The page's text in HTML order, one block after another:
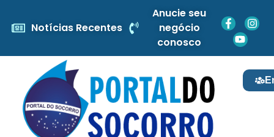
Notícias Recentes
Anucie seu
negócio
conosco